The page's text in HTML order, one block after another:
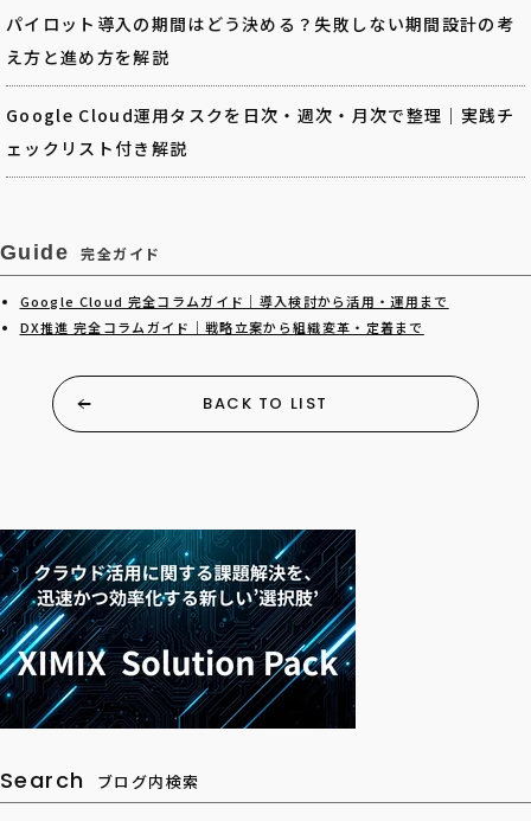
パイロット導入の期間はどう決める？失敗しない期間設計の考
え方と進め方を解説
Google Cloud運用タスクを日次・週次・月次で整理｜実践チ
ェックリスト付き解説
Guide 完全ガイド
Google Cloud 完全コラムガイド｜導入検討から活用・運用まで
DX推進 完全コラムガイド｜戦略立案から組織変革・定着まで
BACK TO LIST
Search ブログ内検索